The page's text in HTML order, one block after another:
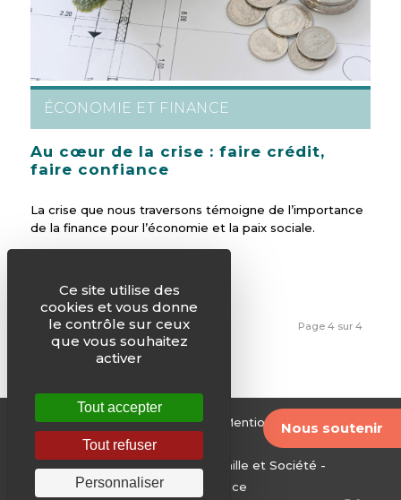
Nous soutenir
ÉCONOMIE ET FINANCE
Au cœur de la crise : faire crédit,
faire confiance
La crise que nous traversons témoigne de l’importance
de la finance pour l’économie et la paix sociale.
Page 4 sur 4
2 3 4
© Justice & Paix -Plan du site Mentions légales-
Edité par le Service National Famille et Société -
Conférence des évêques de France
Ce site utilise des
cookies et vous donne
le contrôle sur ceux
que vous souhaitez
activer
Tout accepter
Tout refuser
Personnaliser